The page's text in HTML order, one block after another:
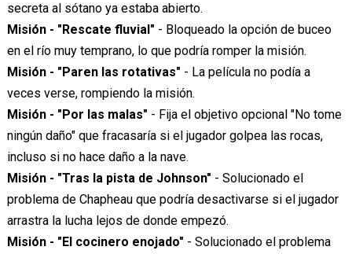
secreta al sótano ya estaba abierto.
Misión - "Rescate fluvial" - Bloqueado la opción de buceo
en el río muy temprano, lo que podría romper la misión.
Misión - "Paren las rotativas" - La película no podía a
veces verse, rompiendo la misión.
Misión - "Por las malas" - Fija el objetivo opcional "No tome
ningún daño" que fracasaría si el jugador golpea las rocas,
incluso si no hace daño a la nave.
Misión - "Tras la pista de Johnson" - Solucionado el
problema de Chapheau que podría desactivarse si el jugador
arrastra la lucha lejos de donde empezó.
Misión - "El cocinero enojado" - Solucionado el problema